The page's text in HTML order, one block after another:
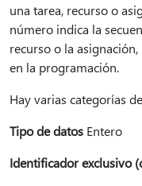
una tarea, recurso o
número indica la
recurso o la
en la programación.
Hay varias categorías
Tipo de datos Entero
Identificador exclusivo